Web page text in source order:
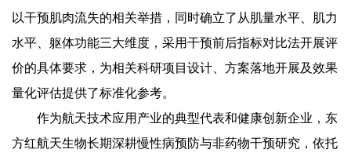
以干预肌肉流失的相关举措，同时确立了从肌量水平、肌力
水平、躯体功能三大维度，采用干预前后指标对比法开展评
价的具体要求，为相关科研项目设计、方案落地开展及效果
量化评估提供了标准化参考。
作为航天技术应用产业的典型代表和健康创新企业，东
方红航天生物长期深耕慢性病预防与非药物干预研究，依托